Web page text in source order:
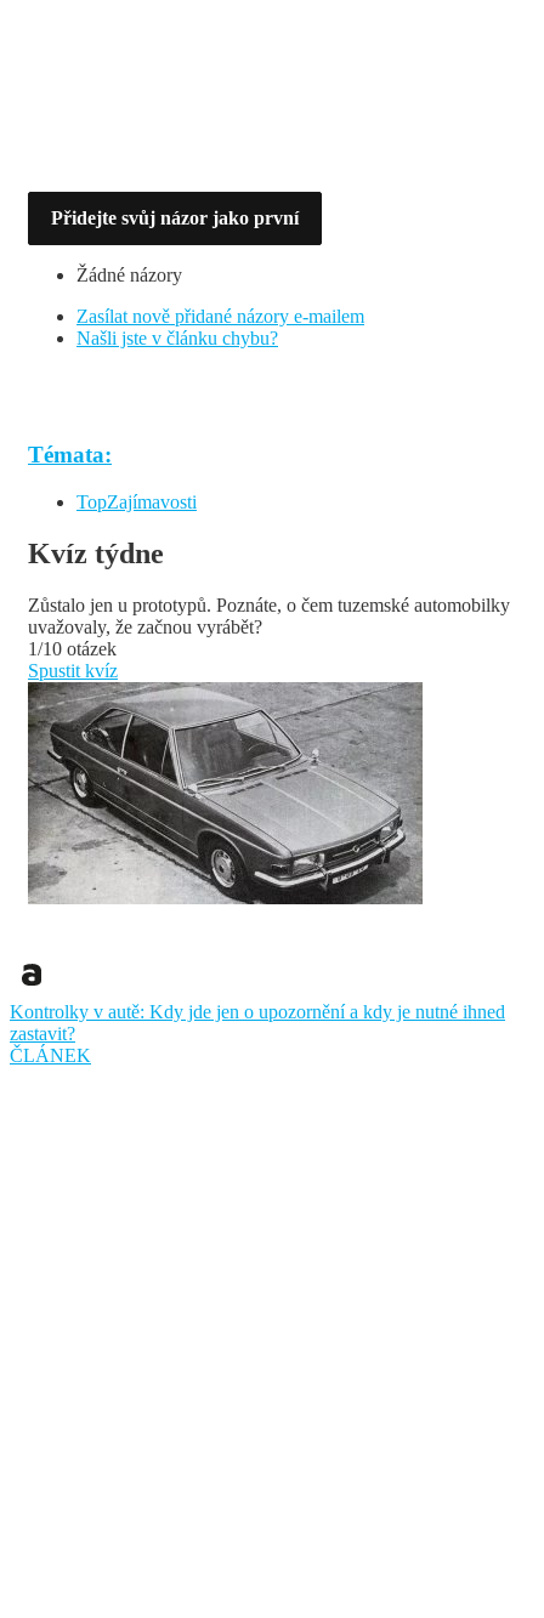
Přidejte svůj názor jako první
Žádné názory
Zasílat nově přidané názory e-mailem
Našli jste v článku chybu?
Témata:
TopZajímavosti
Kvíz týdne
Zůstalo jen u prototypů. Poznáte, o čem tuzemské automobilky
uvažovaly, že začnou vyrábět?
1/10 otázek
Spustit kvíz
Kontrolky v autě: Kdy jde jen o upozornění a kdy je nutné ihned
zastavit?
ČLÁNEK